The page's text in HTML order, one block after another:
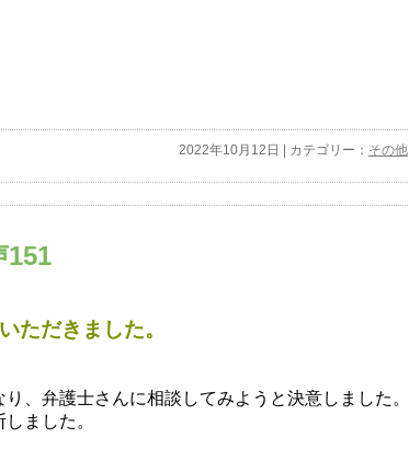
2022年10月12日 | カテゴリー： その他|
ただきました。
、弁護士さんに相談してみようと決意しました。
ました。